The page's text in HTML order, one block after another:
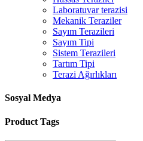
Laboratuvar terazisi
Mekanik Teraziler
Sayım Terazileri
Sayım Tipi
Sistem Terazileri
Tartım Tipi
Terazi Ağırlıkları
Sosyal Medya
Product Tags